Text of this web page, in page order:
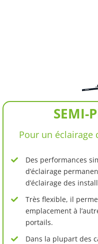
SEMI-
Pour un éclairage
Des performances
d’éclairage
d’éclairage des
Très flexible, il
emplacement à
portails.
Dans la plupart des